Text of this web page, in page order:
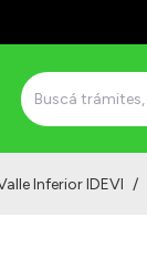
Inferior IDEVI /